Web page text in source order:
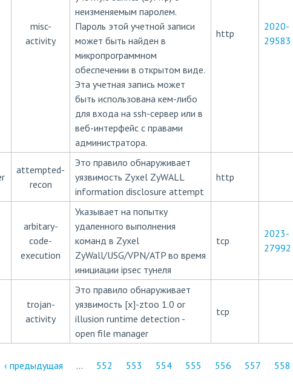
misc-
activity
неизменяемым паролем.
Пароль этой учетной записи
может быть найден в
микропрограммном
обеспечении в открытом виде.
Эта учетная запись может
быть использована кем-либо
для входа на ssh-сервер или в
веб-интерфейс с правами
администратора.
http
2020-
29583
attempted-
recon
Это правило обнаруживает
уязвимость Zyxel ZyWALL
information disclosure attempt
http
arbitary-
code-
execution
Указывает на попытку
удаленного выполнения
команд в Zyxel
ZyWall/USG/VPN/ATP во время
инициации ipsec тунеля
tcp
2023-
27992
trojan-
activity
Это правило обнаруживает
уязвимость [x]-ztoo 1.0 or
illusion runtime detection -
open file manager
tcp
‹ предыдущая … 552 553 554 555 556 557 558